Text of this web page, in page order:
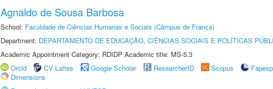
Agnaldo de Sousa Barbosa
School: Faculdade de Ciências Humanas e Sociais (Câmpus de Franca)
Department: DEPARTAMENTO DE EDUCAÇÃO, CIÊNCIAS SOCIAIS E POLÍTICAS
Academic Appointment Category: RDIDP Academic title: MS-5.3
Orcid
CV Lattes Google Scholar ResearcherID Scopus
Fapesp
Dimensions